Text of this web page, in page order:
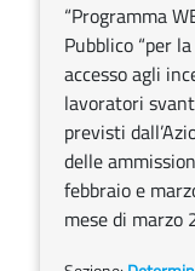
“Programma
Pubblico “per
accesso agli
lavoratori
previsti
delle
febbraio e
mese di marzo